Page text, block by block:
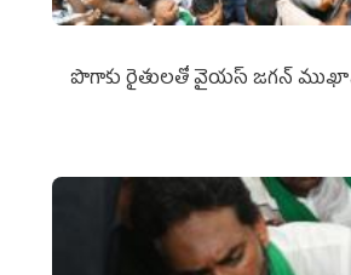
పొగాకు రైతుల‌తో వైయ‌స్ జ‌గ‌న్